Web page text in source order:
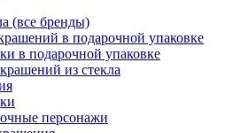
(все бренды)
в подарочной упаковке
в подарочной упаковке
из стекла
персонажи